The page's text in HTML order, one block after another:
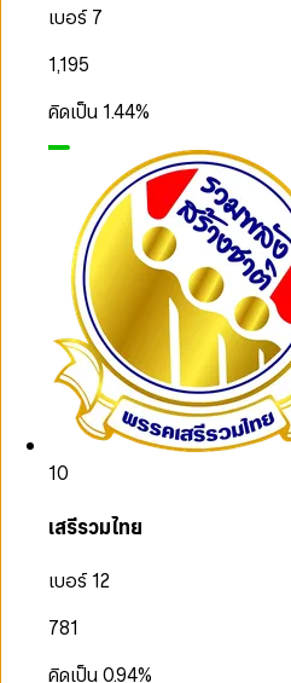
เบอร์ 7
1,195
คิดเป็น 1.44%
10
เสรีรวมไทย
เบอร์ 12
781
คิดเป็น0.94%